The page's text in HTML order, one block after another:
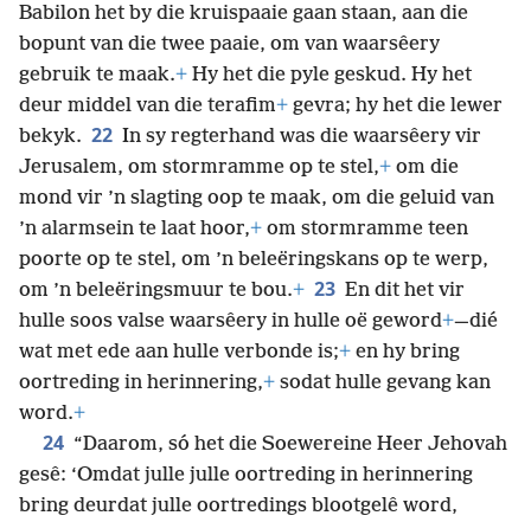
Babilon het by die kruispaaie gaan staan, aan die
bopunt van die twee paaie, om van waarsêery
gebruik te maak.+ Hy het die pyle geskud. Hy het
deur middel van die terafim+ gevra; hy het die lewer
bekyk. 22 In sy regterhand was die waarsêery vir
Jerusalem, om stormramme op te stel,+ om die
mond vir ’n slagting oop te maak, om die geluid van
’n alarmsein te laat hoor,+ om stormramme teen
poorte op te stel, om ’n beleëringskans op te werp,
om ’n beleëringsmuur te bou.+ 23 En dit het vir
hulle soos valse waarsêery in hulle oë geword+—dié
wat met ede aan hulle verbonde is;+ en hy bring
oortreding in herinnering,+ sodat hulle gevang kan
word.+
24 “Daarom, só het die Soewereine Heer Jehovah
gesê: ‘Omdat julle julle oortreding in herinnering
bring deurdat julle oortredings blootgelê word,